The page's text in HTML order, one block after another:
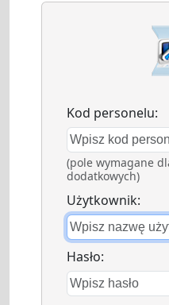
Kod personelu:
(pole wymagane
dodatkowych)
Użytkownik:
Hasło: